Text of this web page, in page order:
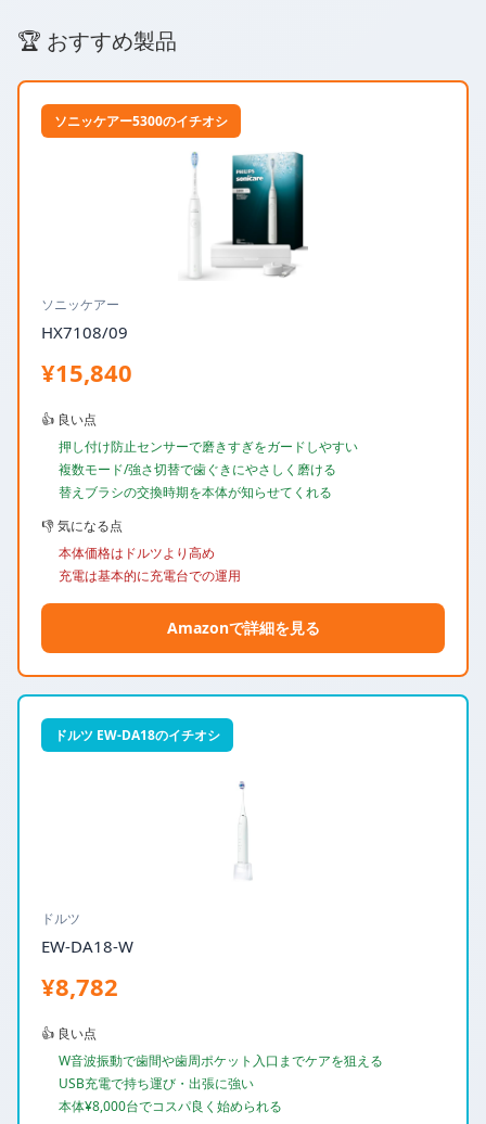
🏆 おすすめ製品
ソニッケアー5300のイチオシ
ソニッケアー
HX7108/09
¥15,840
👍 良い点
押し付け防止センサーで磨きすぎをガードしやすい
複数モード/強さ切替で歯ぐきにやさしく磨ける
替えブラシの交換時期を本体が知らせてくれる
👎 気になる点
本体価格はドルツより高め
充電は基本的に充電台での運用
Amazonで詳細を見る
ドルツ EW-DA18のイチオシ
ドルツ
EW-DA18-W
¥8,782
👍 良い点
W音波振動で歯間や歯周ポケット入口までケアを狙える
USB充電で持ち運び・出張に強い
本体¥8,000台でコスパ良く始められる